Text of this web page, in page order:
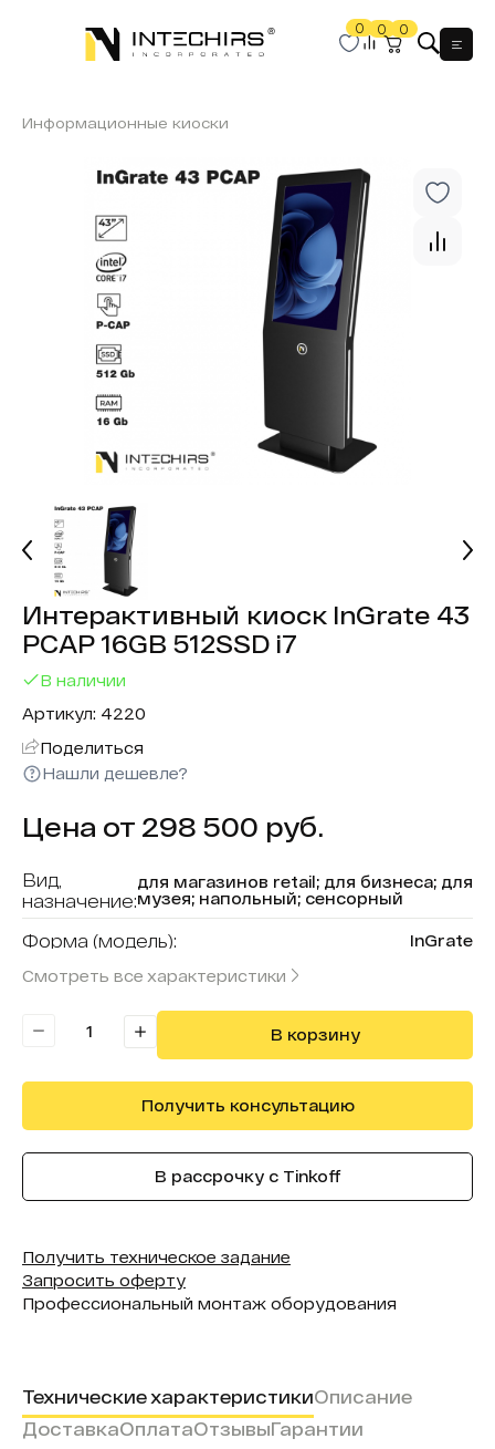
0 0 0
Информационные киоски
Интерактивный киоск InGrate 43
PCAP 16GB 512SSD i7
В наличии
Артикул: 4220
Поделиться
Нашли дешевле?
Цена от 298 500 руб.
Вид,
назначение:
для магазинов retail; для бизнеса; для
музея; напольный; сенсорный
Форма (модель): InGrate
В реестре минпромторга:
Intechirs
Смотреть все характеристики
В корзину
Получить консультацию
В рассрочку с Tinkoff
Получить техническое задание
Запросить оферту
Профессиональный монтаж оборудования
Технические характеристикиОписание
ДоставкаОплатаОтзывыГарантии